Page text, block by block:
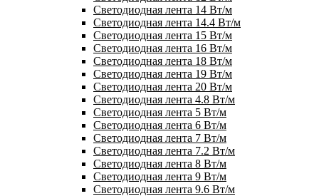
Светодиодная лента 14 Вт/м
Светодиодная лента 14.4 Вт/м
Светодиодная лента 15 Вт/м
Светодиодная лента 16 Вт/м
Светодиодная лента 18 Вт/м
Светодиодная лента 19 Вт/м
Светодиодная лента 20 Вт/м
Светодиодная лента 4.8 Вт/м
Светодиодная лента 5 Вт/м
Светодиодная лента 6 Вт/м
Светодиодная лента 7 Вт/м
Светодиодная лента 7.2 Вт/м
Светодиодная лента 8 Вт/м
Светодиодная лента 9 Вт/м
Светодиодная лента 9.6 Вт/м